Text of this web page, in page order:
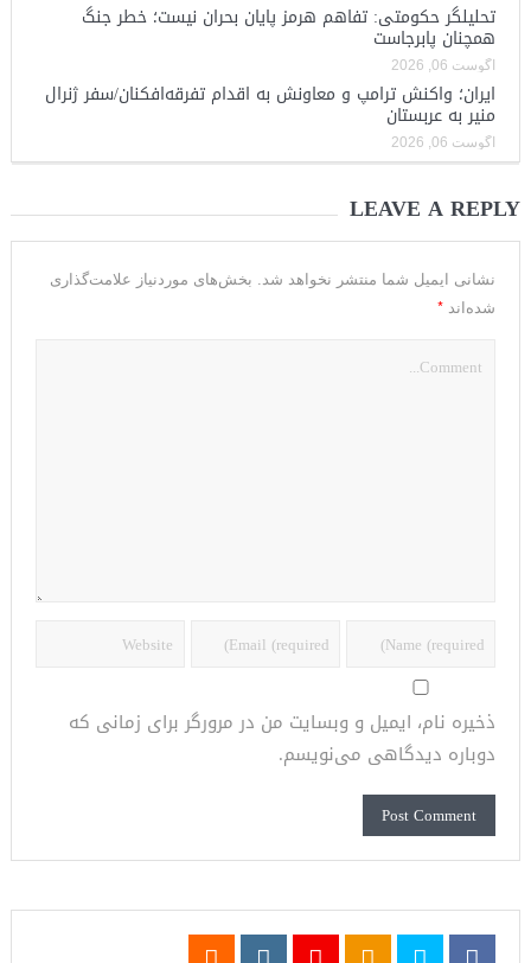
تحلیلگر حکومتی: تفاهم هرمز پایان بحران نیست؛ خطر جنگ
همچنان پابرجاست
آگوست 06, 2026
ایران؛ واکنش ترامپ و معاونش به اقدام تفرقه‌افکنان/سفر ژنرال
منیر به عربستان
آگوست 06, 2026
LEAVE A REPLY
نشانی ایمیل شما منتشر نخواهد شد. بخش‌های موردنیاز علامت‌گذاری
شده‌اند *
ذخیره نام، ایمیل و وبسایت من در مرورگر برای زمانی که
دوباره دیدگاهی می‌نویسم.